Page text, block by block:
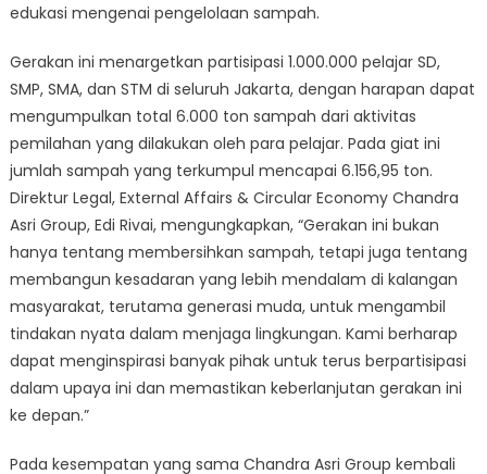
7
edukasi mengenai pengelolaan sampah.
Gerakan ini menargetkan partisipasi 1.000.000 pelajar SD,
SMP, SMA, dan STM di seluruh Jakarta, dengan harapan dapat
mengumpulkan total 6.000 ton sampah dari aktivitas
pemilahan yang dilakukan oleh para pelajar. Pada giat ini
jumlah sampah yang terkumpul mencapai 6.156,95 ton.
Direktur Legal, External Affairs & Circular Economy Chandra
Asri Group, Edi Rivai, mengungkapkan, “Gerakan ini bukan
hanya tentang membersihkan sampah, tetapi juga tentang
membangun kesadaran yang lebih mendalam di kalangan
masyarakat, terutama generasi muda, untuk mengambil
tindakan nyata dalam menjaga lingkungan. Kami berharap
dapat menginspirasi banyak pihak untuk terus berpartisipasi
dalam upaya ini dan memastikan keberlanjutan gerakan ini
ke depan.”
Pada kesempatan yang sama Chandra Asri Group kembali